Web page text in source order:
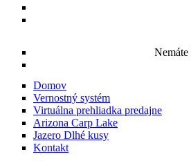
Domov
Vernostný systém
Virtuálna prehliadka predajne
Arizona Carp Lake
Jazero Dlhé kusy
Kontakt